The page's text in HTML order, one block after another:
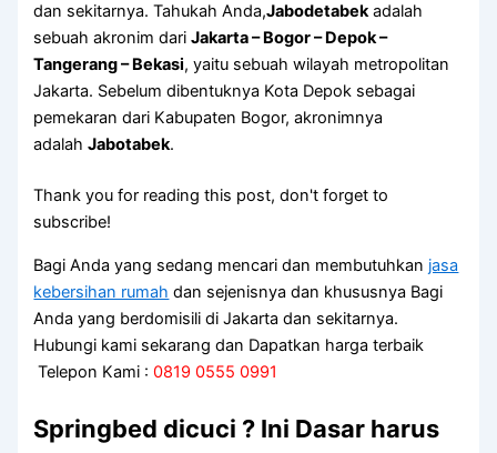
dan sekitarnya. Tahukah Anda,Jabodetabekadalah
sebuah akronim dariJakarta – Bogor – Depok –
Tangerang – Bekasi, yaitu sebuah wilayah metropolitan
Jakarta. Sebelum dibentuknya Kota Depok sebagai
pemekaran dari Kabupaten Bogor, akronimnya
adalahJabotabek.
Thank you for reading this post, don't forget to
subscribe!
Bagi Anda yang sedang mencari dan membutuhkan jasa
kebersihan rumah dan sejenisnya dan khususnya Bagi
Anda yang berdomisili di Jakarta dan sekitarnya.
Hubungi kami sekarang dan Dapatkan harga terbaik
Telepon Kami :0819 0555 0991
Springbed dicuci ? Ini Dasar harus